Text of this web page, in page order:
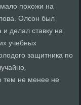
похожи на
Олсон был
делал ставку на
учебных
защитника по
тем не менее не